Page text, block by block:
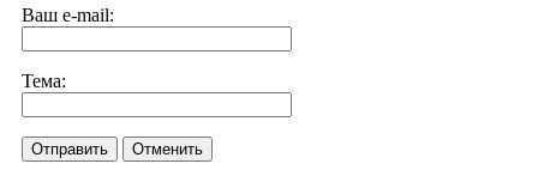
Ваш e-mail:
Тема:
Отправить Отменить